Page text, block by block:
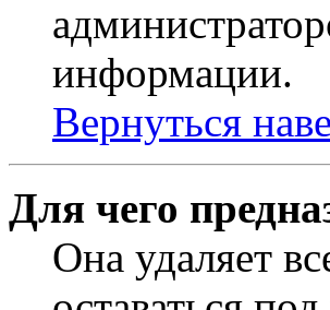
информации.
Вернуться
Для чего
Она удаляет